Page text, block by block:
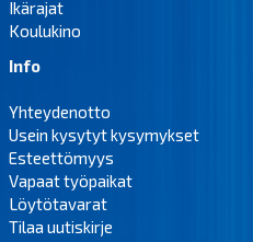
Ikärajat
Koulukino
Info
Yhteydenotto
Usein kysytyt kysymykset
Esteettömyys
Vapaat työpaikat
Löytötavarat
Tilaa uutiskirje